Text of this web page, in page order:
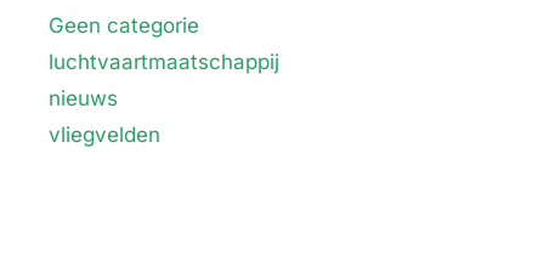
Geen categorie
luchtvaartmaatschappij
nieuws
vliegvelden